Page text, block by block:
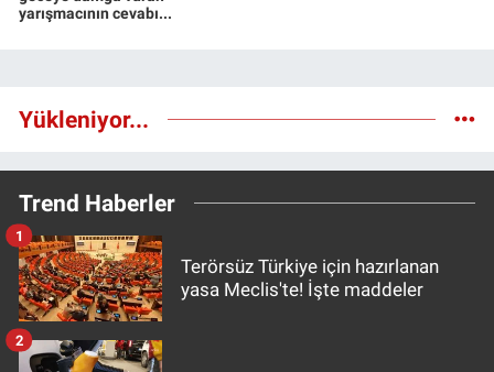
yarışmacının cevabı...
Yükleniyor...
Trend Haberler
Terörsüz Türkiye için hazırlanan
yasa Meclis'te! İşte maddeler
1
2